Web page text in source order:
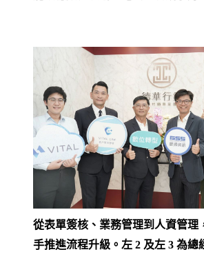
從表單簽核、業務管理到人資管理
手推進流程升級。左 2 及左 3 為總